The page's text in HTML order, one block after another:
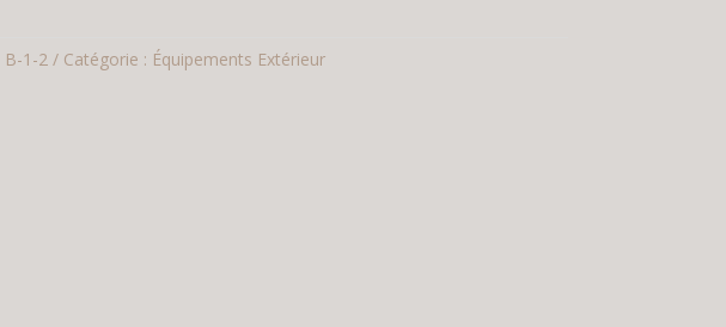
B-1-2 Catégorie : Équipements Extérieur